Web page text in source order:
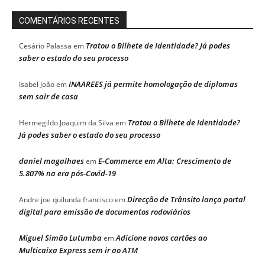
COMENTÁRIOS RECENTES
Cesário Palassa em Tratou o Bilhete de Identidade? Já podes
saber o estado do seu processo
Isabel JoãoemINAAREES já permite homologação de diplomas
sem sair de casa
Hermegildo Joaquim da Silva em Tratou o Bilhete de Identidade?
Já podes saber o estado do seu processo
daniel magalhaesemE-Commerce em Alta: Crescimento de
5.807% na era pós-Covid-19
Andre joe quilunda franciscoemDirecção de Trânsito lança portal
digital para emissão de documentos rodoviários
Miguel Simão LutumbaemAdicione novos cartões ao
Multicaixa Express sem ir ao ATM